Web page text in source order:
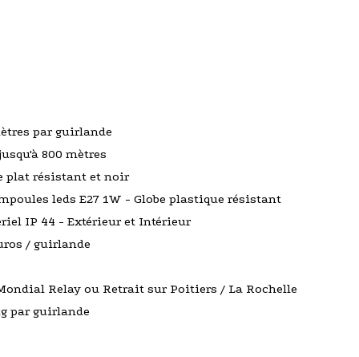
par guirlande
800 mètres
plat résistant et noir
leds E27 1W - Globe plastique résistant
IP 44 - Extérieur et Intérieur
/ guirlande
Relay ou Retrait sur Poitiers / La Rochelle
par guirlande